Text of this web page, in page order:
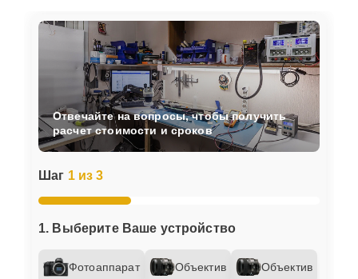
Шаг 1 из 3
1. Выберите Ваше устройство
Фотоаппарат Объектив Объектив
Отвечайте на вопросы, чтобы получить
расчет стоимости и сроков